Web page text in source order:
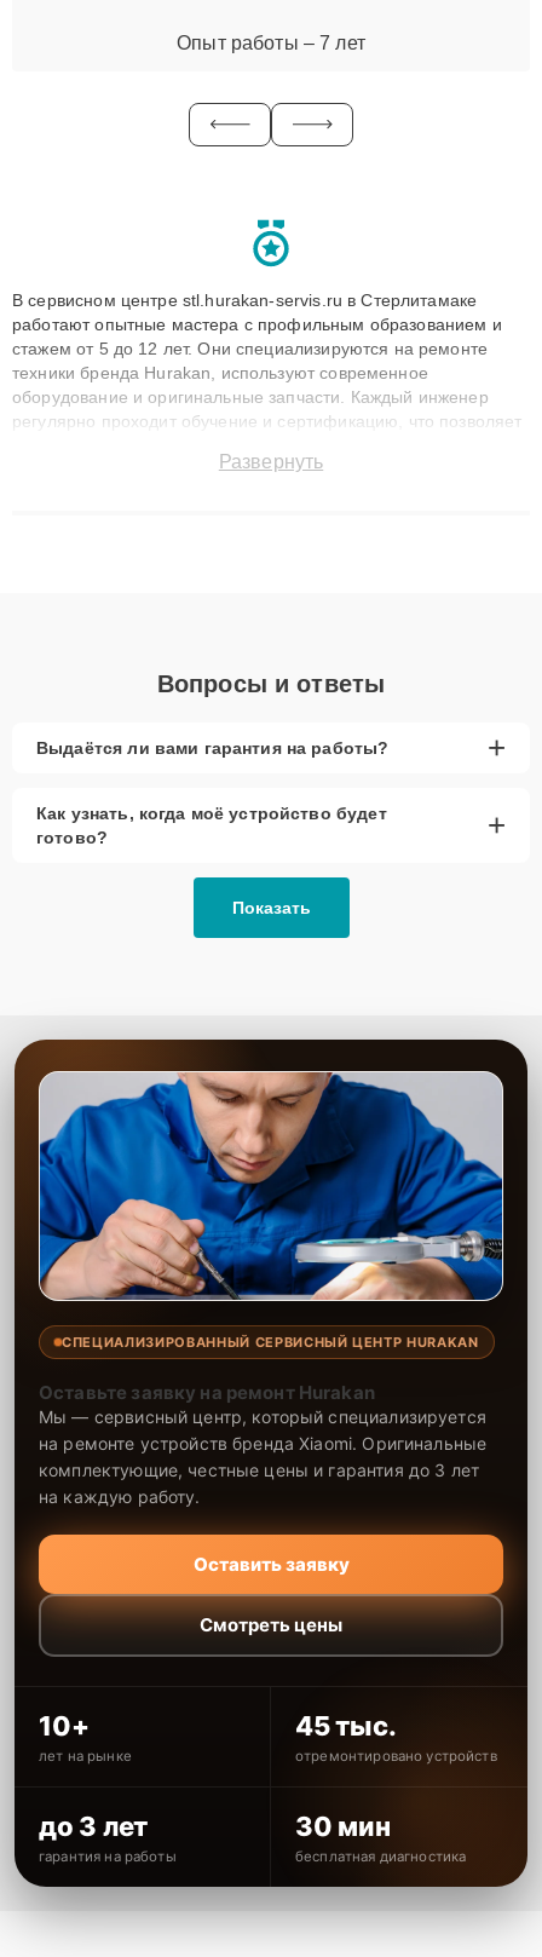
Опыт работы – 7 лет
В сервисном центре stl.hurakan-servis.ru в Стерлитамаке
работают опытные мастера с профильным образованием и
стажем от 5 до 12 лет. Они специализируются на ремонте
техники бренда Hurakan, используют современное
оборудование и оригинальные запчасти. Каждый инженер
регулярно проходит обучение и сертификацию, что позволяет
технику с сохранением гарантии до 3 лет. Наши мастера
Развернуть
Вопросы и ответы
Выдаётся ли вами гарантия на работы? +
Как узнать, когда моё устройство будет
готово?
+
Показать
СПЕЦИАЛИЗИРОВАННЫЙ СЕРВИСНЫЙ ЦЕНТР HURAKAN
Оставьте заявку на ремонт Hurakan
Мы — сервисный центр, который специализируется
на ремонте устройств бренда Xiaomi. Оригинальные
комплектующие, честные цены и гарантия до 3 лет
на каждую работу.
Оставить заявку
Смотреть цены
10+
лет на рынке
45 тыс.
отремонтировано устройств
до 3 лет
гарантия на работы
30 мин
бесплатная диагностика